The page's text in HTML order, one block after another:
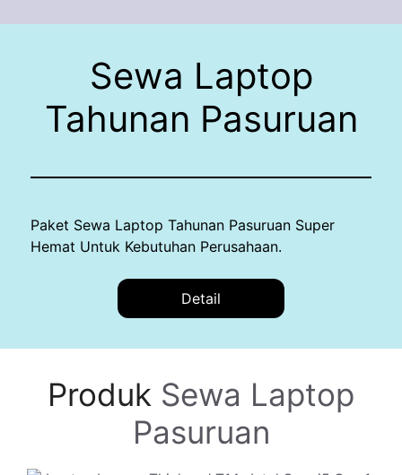
Sewa Laptop
Tahunan Pasuruan
Paket Sewa Laptop Tahunan Pasuruan Super
Hemat Untuk Kebutuhan Perusahaan.
Detail
Produk Sewa Laptop
Pasuruan